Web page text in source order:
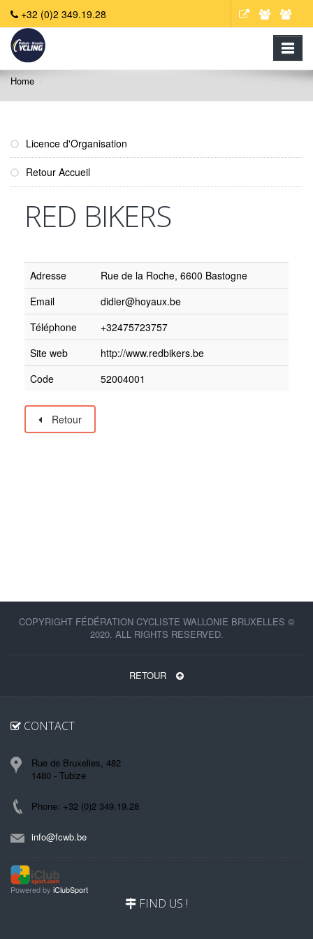
+32 (0)2 349.19.28
Home
Licence d'Organisation
Retour Accueil
RED BIKERS
Adresse
Rue de la Roche, 6600 Bastogne
Email
didier@hoyaux.be
Téléphone
+32475723757
Site web
http://www.redbikers.be
Code
52004001
Retour
COPYRIGHT FÉDÉRATION CYCLISTE WALLONIE BRUXELLES ©
2020. ALL RIGHTS RESERVED.
RETOUR
CONTACT
Rue de Bruxelles, 482
1480 - Tubize
Phone: +32 (0)2 349.19.28
info@fcwb.be
Powered by iClubSport
FIND US !